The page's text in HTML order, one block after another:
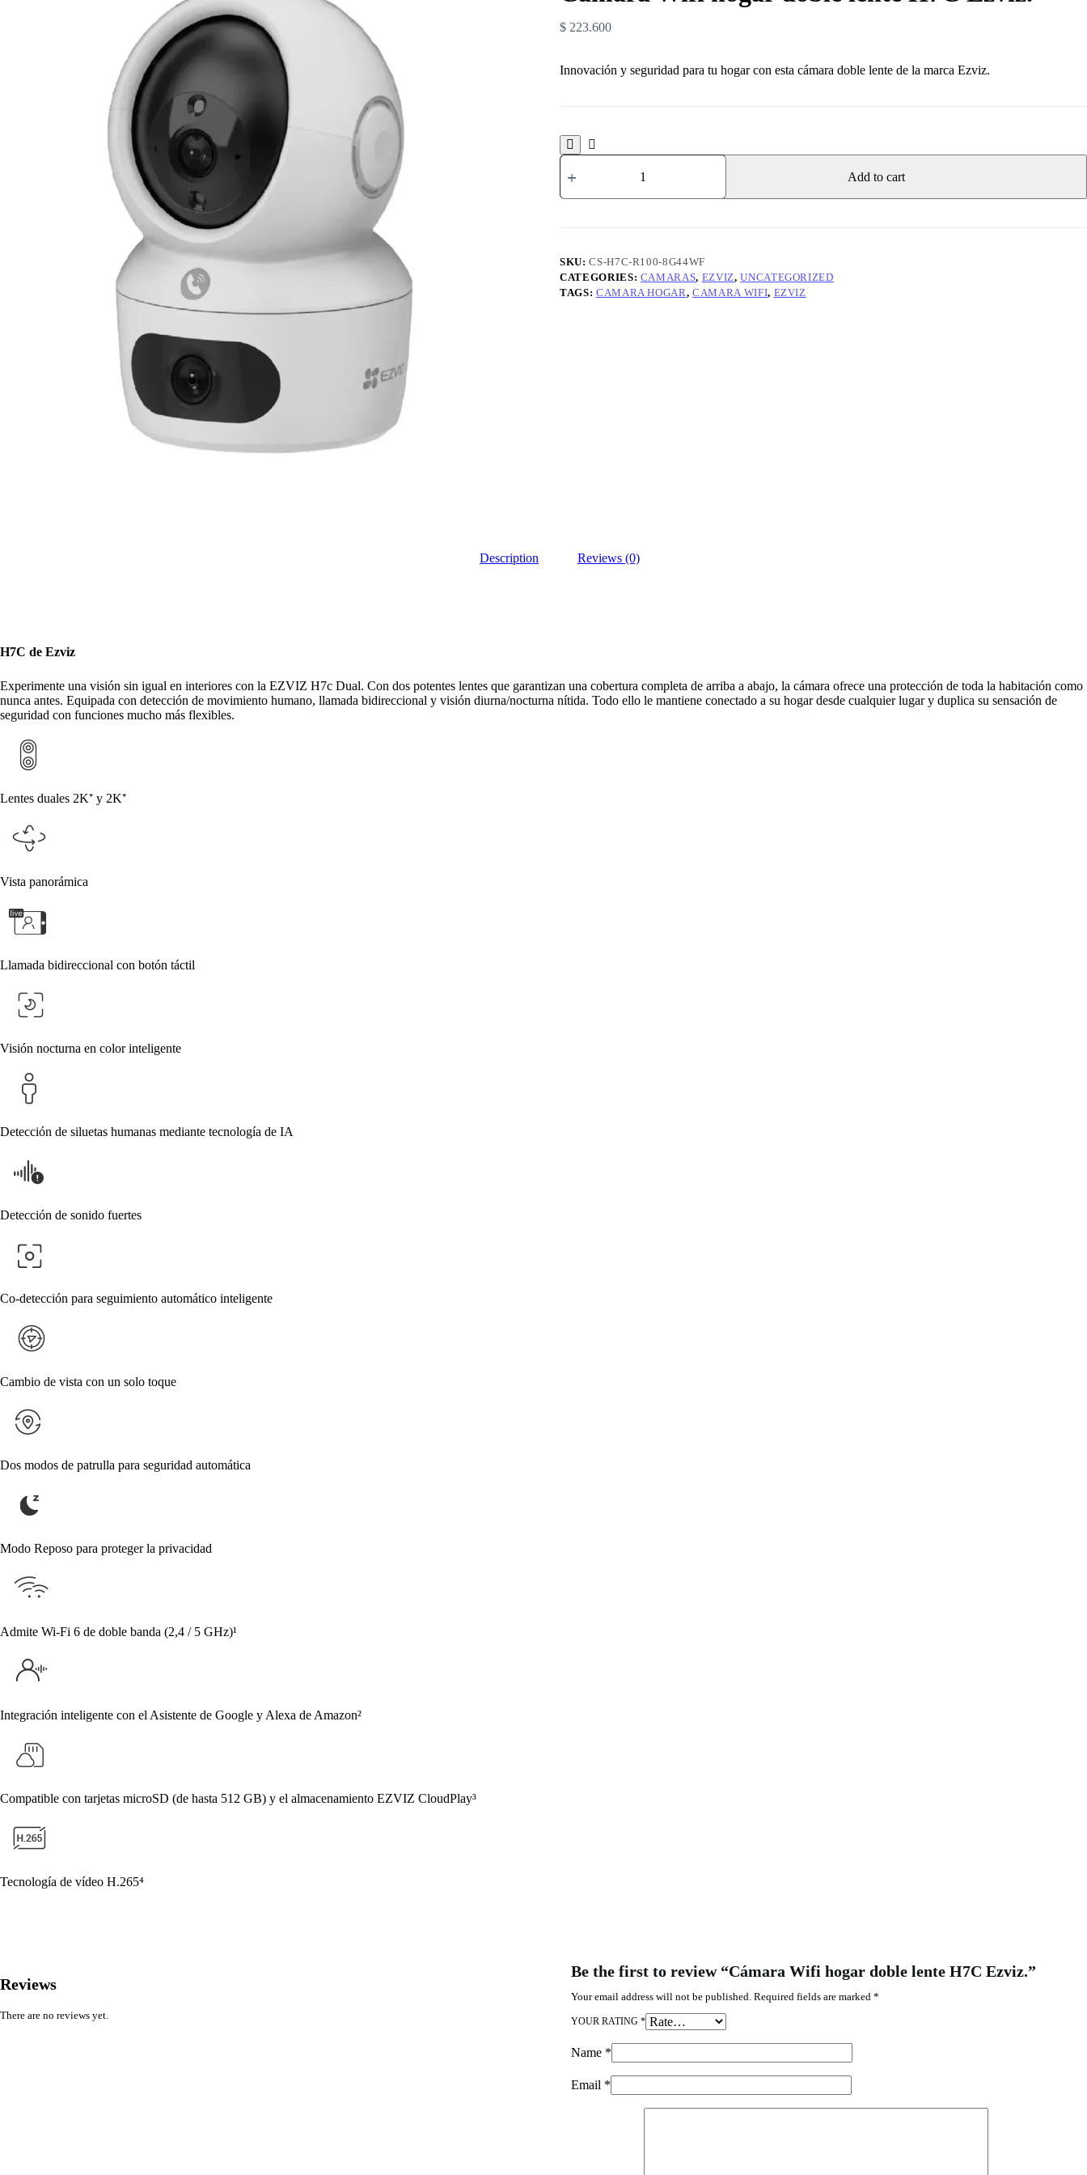
$ 223.600
Innovación y seguridad para tu hogar con esta cámara doble lente de la marca Ezviz.
Add to cart
SKU:CS-H7C-R100-8G44WF
CATEGORIES: CAMARAS, EZVIZ,UNCATEGORIZED
TAGS: CAMARA HOGAR,CAMARA WIFI, EZVIZ
Description Reviews (0)
H7C de Ezviz
Experimente una visión sin igual en interiores con la EZVIZ H7c Dual. Con dos potentes lentes que garantizan una cobertura completa de arriba a abajo, la cámara ofrece una protección de toda la habitación como
nunca antes. Equipada con detección de movimiento humano, llamada bidireccional y visión diurna/nocturna nítida. Todo ello le mantiene conectado a su hogar desde cualquier lugar y duplica su sensación de
seguridad con funciones mucho más flexibles.
Lentes duales 2K⁺ y 2K⁺
Vista panorámica
Llamada bidireccional con botón táctil
Visión nocturna en color inteligente
Detección de siluetas humanas mediante tecnología de IA
Detección de sonido fuertes
Co-detección para seguimiento automático inteligente
Cambio de vista con un solo toque
Dos modos de patrulla para seguridad automática
Modo Reposo para proteger la privacidad
Admite Wi-Fi 6 de doble banda (2,4 / 5 GHz)¹
Integración inteligente con el Asistente de Google y Alexa de Amazon²
Compatible con tarjetas microSD (de hasta 512 GB) y el almacenamiento EZVIZ CloudPlay³
Tecnología de vídeo H.265⁴
Reviews
There are no reviews yet.
Be the first to review “Cámara Wifi hogar doble lente H7C Ezviz.”
Your email address will not be published. Required fields are marked *
YOUR RATING *
Name*
Email *